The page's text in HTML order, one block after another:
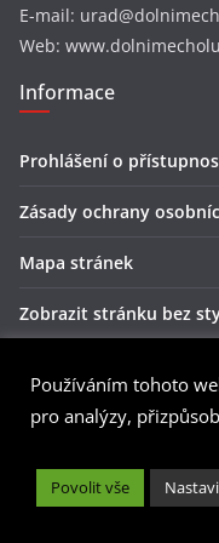
E-mail:
Web:
Informace
Prohlášení o
Zásady ochrany
Mapa stránek
Zobrazit stránku bez
Oficiální webová
Používáním tohoto
pro analýzy,
Povolit vše